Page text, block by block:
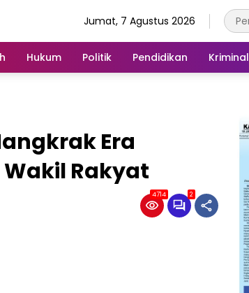
Jumat, 7 Agustus 2026
Hukum Politik Pendidikan Kriminal
Era
Wakil Rakyat
4714 2